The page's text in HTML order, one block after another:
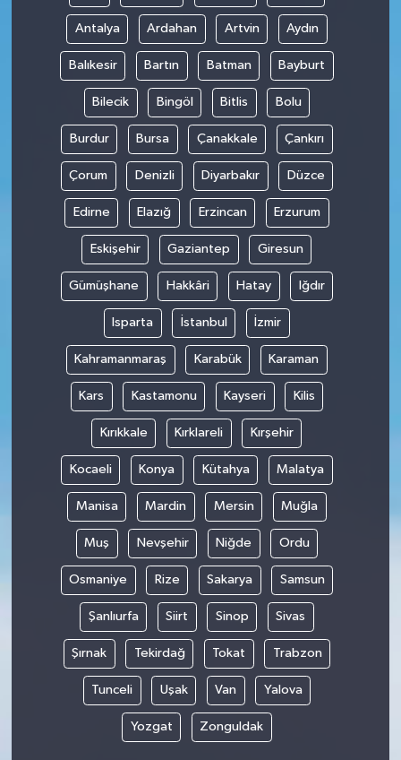
Antalya Ardahan Artvin Aydın
Balıkesir Bartın Batman Bayburt
Bilecik Bingöl Bitlis Bolu
Burdur Bursa Çanakkale Çankırı
Çorum Denizli Diyarbakır Düzce
Edirne Elazığ Erzincan Erzurum
Eskişehir Gaziantep Giresun
Gümüşhane Hakkâri Hatay Iğdır
Isparta İstanbul İzmir
Kahramanmaraş Karabük Karaman
Kars Kastamonu Kayseri Kilis
Kırıkkale Kırklareli Kırşehir
Kocaeli Konya Kütahya Malatya
Manisa Mardin Mersin Muğla
Muş Nevşehir Niğde Ordu
Osmaniye Rize Sakarya Samsun
Şanlıurfa Siirt Sinop Sivas
Şırnak Tekirdağ Tokat Trabzon
Tunceli Uşak Van Yalova
Yozgat Zonguldak